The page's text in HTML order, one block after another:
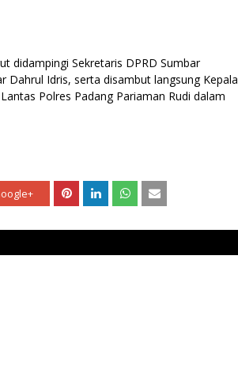
didampingi Sekretaris DPRD Sumbar
Dahrul Idris, serta disambut langsung Kepala
Polres Padang Pariaman Rudi dalam